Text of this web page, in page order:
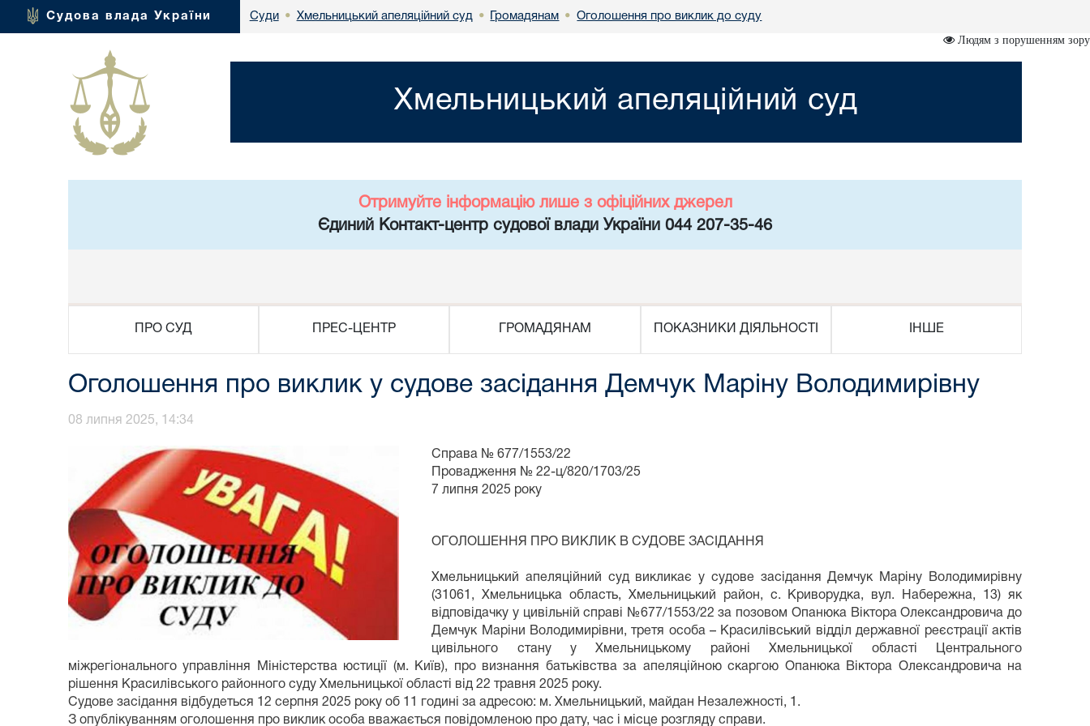
Судова влада України Суди • Хмельницький апеляційний суд • Громадянам • Оголошення про виклик до суду
Людям з порушенням зору
Хмельницький апеляційний суд
Отримуйте інформацію лише з офіційних джерел
Єдиний Контакт-центр судової влади України 044 207-35-46
ПРО СУД ПРЕС-ЦЕНТР ГРОМАДЯНАМ ПОКАЗНИКИ ДІЯЛЬНОСТІ ІНШЕ
Оголошення про виклик у судове засідання Демчук Маріну Володимирівну
08 липня 2025, 14:34
Справа № 677/1553/22
Провадження № 22-ц/820/1703/25
7 липня 2025 року
ОГОЛОШЕННЯ ПРО ВИКЛИК В СУДОВЕ ЗАСІДАННЯ
Хмельницький апеляційний суд викликає у судове засідання Демчук Маріну Володимирівну
(31061, Хмельницька область, Хмельницький район, с. Криворудка, вул. Набережна, 13) як
відповідачку у цивільній справі №677/1553/22 за позовом Опанюка Віктора Олександровича до
Демчук Маріни Володимирівни, третя особа – Красилівський відділ державної реєстрації актів
цивільного стану у Хмельницькому районі Хмельницької області Центрального
міжрегіонального управління Міністерства юстиції (м. Київ), про визнання батьківства за апеляційною скаргою Опанюка Віктора Олександровича на
рішення Красилівського районного суду Хмельницької області від 22 травня 2025 року.
Судове засідання відбудеться 12 серпня 2025 року об 11 годині за адресою: м. Хмельницький, майдан Незалежності, 1.
З опублікуванням оголошення про виклик особа вважається повідомленою про дату, час і місце розгляду справи.